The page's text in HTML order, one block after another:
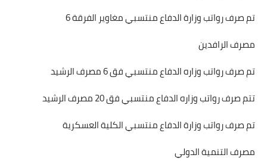
تم صرف رواتب وزارة الدفاع منتسبي مغاوير الفرقة 6
مصرف الرافدين
تم صرف رواتب وزاره الدفاع منتسبي فق 6 مصرف الرشيد
تتم صرف رواتب وزاره الدفاع منتسبي فق 20 مصرف الرشيد
تم صرف رواتب وزارة الدفاع منتسبي الكلية العسكرية
مصرف التنمية الدولي